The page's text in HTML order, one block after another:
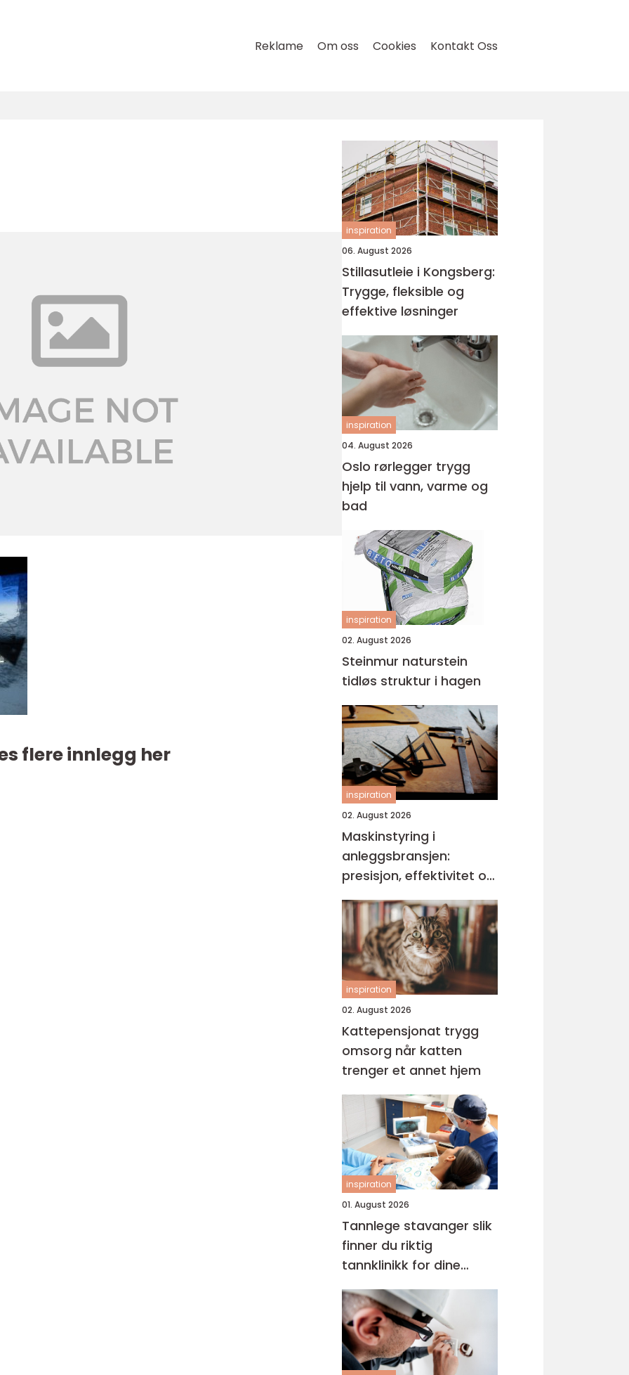
Reklame Om oss Cookies Kontakt Oss
flere innlegg her
inspiration
06. August 2026
Stillasutleie i Kongsberg:
Trygge, fleksible og
effektive løsninger
inspiration
04. August 2026
Oslo rørlegger trygg
hjelp til vann, varme og
bad
inspiration
02. August 2026
Steinmur naturstein
tidløs struktur i hagen
inspiration
02. August 2026
Maskinstyring i
anleggsbransjen:
presisjon, effektivitet og
bedre dokumentasjon
inspiration
02. August 2026
Kattepensjonat trygg
omsorg når katten
trenger et annet hjem
inspiration
01. August 2026
Tannlege stavanger slik
finner du riktig
tannklinikk for dine
behov